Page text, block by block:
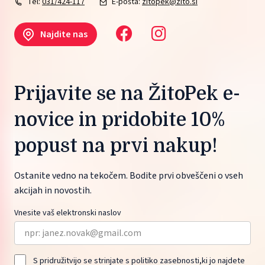
Najdite nas
Prijavite se na ŽitoPek e-
novice in pridobite 10%
popust na prvi nakup!
Ostanite vedno na tekočem. Bodite prvi obveščeni o vseh
akcijah in novostih.
Vnesite vaš elektronski naslov
S pridružitvijo se strinjate s politiko zasebnosti,ki jo najdete